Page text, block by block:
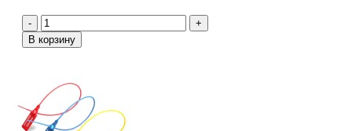
-
+
В корзину